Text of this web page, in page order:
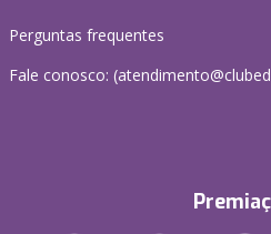
Perguntas frequentes
Fale conosco: (